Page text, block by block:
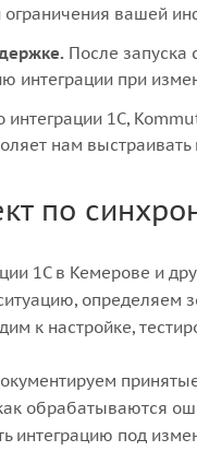
ограничения вашей
После
интеграции при
1С,
нам
по
1С в Кемерове и
определяем
к настройке,
обрабатываются
интеграцию под